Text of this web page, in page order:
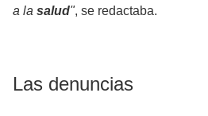
a la salud", se redactaba.
Las denuncias